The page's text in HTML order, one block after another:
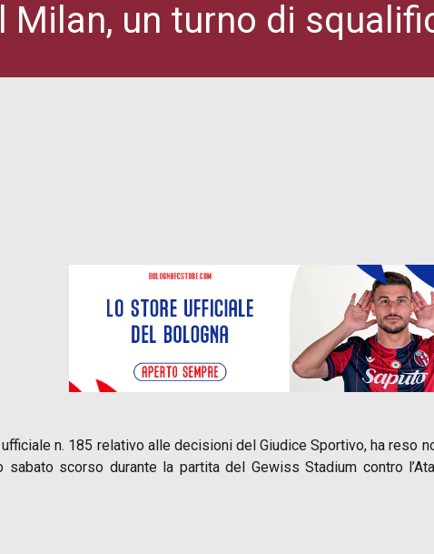
Milan, un turno di
n. 185 relativo alle decisioni del Giudice Sportivo, ha reso
sabato scorso durante la partita del Gewiss Stadium contro